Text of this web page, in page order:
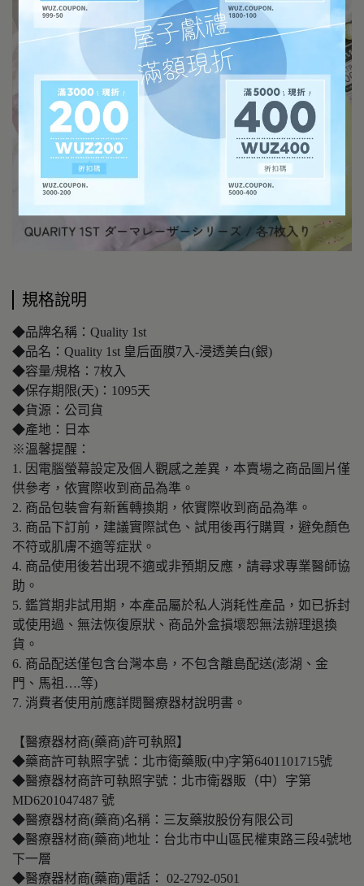
規格說明
◆品牌名稱：Quality 1st
◆品名：Quality 1st 皇后面膜7入-浸透美白(銀)
◆容量/規格：7枚入
◆保存期限(天)：1095天
◆貨源：公司貨
◆產地：日本
※溫馨提醒：
1. 因電腦螢幕設定及個人觀感之差異，本賣場之商品圖片僅
供參考，依實際收到商品為準。
2. 商品包裝會有新舊轉換期，依實際收到商品為準。
3. 商品下訂前，建議實際試色、試用後再行購買，避免顏色
不符或肌膚不適等症狀。
4. 商品使用後若出現不適或非預期反應，請尋求專業醫師協
助。
5. 鑑賞期非試用期，本產品屬於私人消耗性產品，如已拆封
或使用過、無法恢復原狀、商品外盒損壞恕無法辦理退換
貨。
6. 商品配送僅包含台灣本島，不包含離島配送(澎湖、金
門、馬祖….等)
7. 消費者使用前應詳閱醫療器材說明書。
【醫療器材商(藥商)許可執照】
◆藥商許可執照字號：北市衛藥販(中)字第6401101715號
◆醫療器材商許可執照字號：北市衛器販（中）字第
MD6201047487 號
◆醫療器材商(藥商)名稱：三友藥妝股份有限公司
◆醫療器材商(藥商)地址：台北市中山區民權東路三段4號地
下一層
◆醫療器材商(藥商)電話： 02-2792-0501